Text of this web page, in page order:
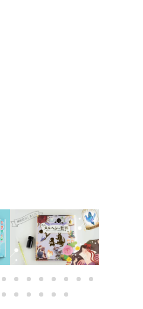
ト・プレス様 書
籍挿絵
Book·Publication·Work